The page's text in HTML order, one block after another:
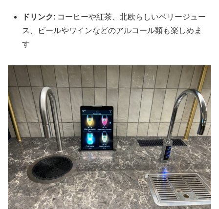
ドリンク: コーヒーや紅茶、北欧らしいベリージュー
ス、ビールやワインなどのアルコール類も楽しめま
す